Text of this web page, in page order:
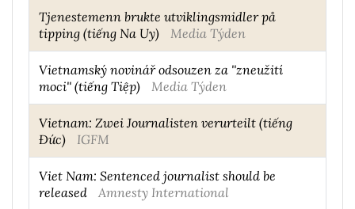
Tjenestemenn brukte utviklingsmidler på
tipping (tiếng Na Uy)
Media Týden
Vietnamský novinář odsouzen za ''zneužití
moci'' (tiếng Tiệp)
Media Týden
Vietnam: Zwei Journalisten verurteilt (tiếng
Đức)
IGFM
Viet Nam: Sentenced journalist should be
released
Amnesty International